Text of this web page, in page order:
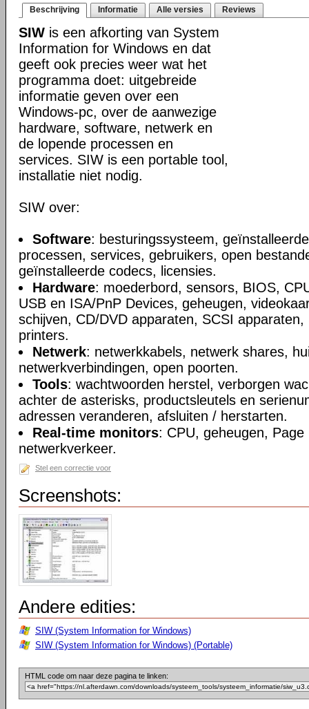
Beschrijving Informatie Alle versies Reviews
SIW is een afkorting van System
Information for Windows en dat
geeft ook precies weer wat het
programma doet: uitgebreide
informatie geven over een
Windows-pc, over de aanwezige
hardware, software, netwerk en
de lopende processen en
services. SIW is een portable tool,
installatie niet nodig.
SIW over:
Software: besturingssysteem,
processen, services, gebruikers, open
geïnstalleerde codecs, licensies.
Hardware: moederbord, sensors, BIOS,
USB en ISA/PnP Devices, geheugen,
schijven, CD/DVD apparaten, SCSI
printers.
Netwerk: netwerkkabels, netwerk shares,
netwerkverbindingen, open poorten.
Tools: wachtwoorden herstel, verborgen
achter de asterisks, productsleutels en
adressen veranderen, afsluiten / herstarten.
Real-time monitors: CPU, geheugen, Page
netwerkverkeer.
Stel een correctie voor
Screenshots:
Andere edities:
SIW (System Information for Windows)
SIW (System Information for Windows) (Portable)
HTML code om naar deze pagina te linken: